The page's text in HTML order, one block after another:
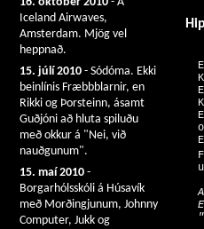
Iceland Airwaves,
Amsterdam. Mjög vel
heppnað.
15. júlí 2010 - Sódóma. Ekki
beinlínis Fræbbblarnir, en
Rikki og Þorsteinn, ásamt
Guðjóni að hluta spiluðu
með okkur á "Nei, við
nauðgunum".
15. maí 2010 -
Borgarhólsskóli á Húsavík
með Morðingjunum, Johnny
Computer, Jukk og
  E
  E
  E
  F